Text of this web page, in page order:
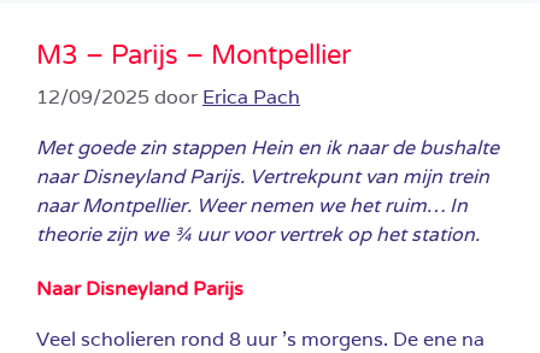
M3 – Parijs – Montpellier
12/09/2025 door Erica Pach
Met goede zin stappen Hein en ik naar de bushalte
naar Disneyland Parijs. Vertrekpunt van mijn trein
naar Montpellier. Weer nemen we het ruim… In
theorie zijn we ¾ uur voor vertrek op het station.
Naar Disneyland Parijs
Veel scholieren rond 8 uur ’s morgens. De ene na